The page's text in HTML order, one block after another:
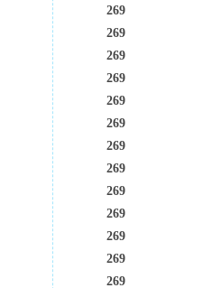
269
269
269
269
269
269
269
269
269
269
269
269
269